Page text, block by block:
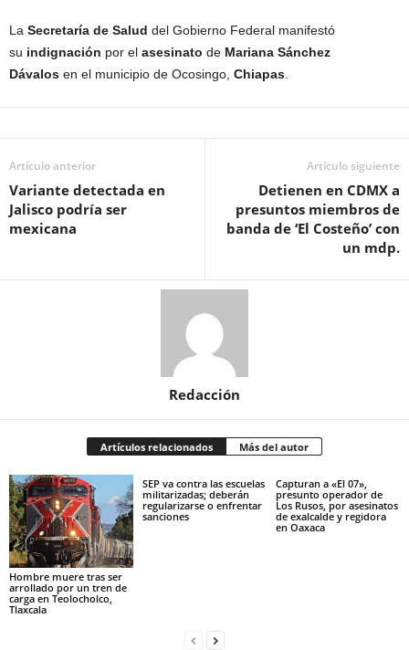
La Secretaría de Salud del Gobierno Federal manifestó
su indignación por el asesinato de Mariana Sánchez
Dávalos en el municipio de Ocosingo, Chiapas
Artículo anterior
Variante detectada en
Jalisco podría ser
mexicana
Artículo siguiente
Detienen en CDMX a
presuntos miembros de
banda de ‘El Costeño’ con
un mdp.
Redacción
Artículos relacionados Más del autor
Hombre muere tras ser
arrollado por un tren de
carga en Teolocholco,
Tlaxcala
SEP va contra las escuelas
militarizadas; deberán
regularizarse o enfrentar
sanciones
Capturan a «El 07»,
presunto operador de
Los Rusos, por asesinatos
de exalcalde y regidora
en Oaxaca